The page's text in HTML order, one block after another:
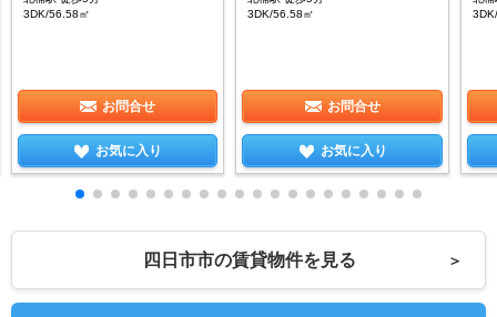
3DK/56.58㎡
お問合せ
お気に入り
3DK/56.58㎡
お問合せ
お気に入り
四日市市の賃貸物件を見る ＞